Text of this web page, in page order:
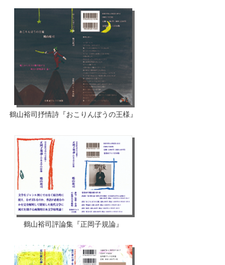
鶴山裕司抒情詩『おこりんぼうの王様』
鶴山裕司評論集『正岡子規論』